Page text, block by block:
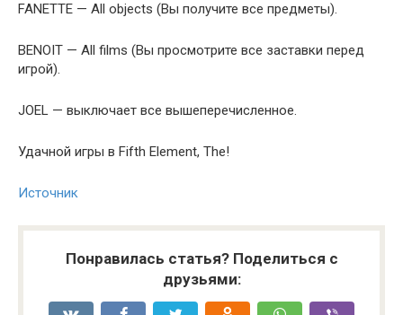
FANETTE — All objects (Вы получите все предметы).
BENOIT — All films (Вы просмотрите все заставки перед
игрой).
JOEL — выключает все вышеперечисленное.
Удачной игры в Fifth Element, The!
Источник
Понравилась статья? Поделиться с
друзьями: